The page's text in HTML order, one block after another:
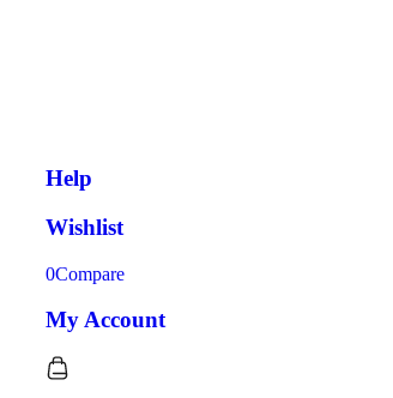
Help
Wishlist
0Compare
My Account